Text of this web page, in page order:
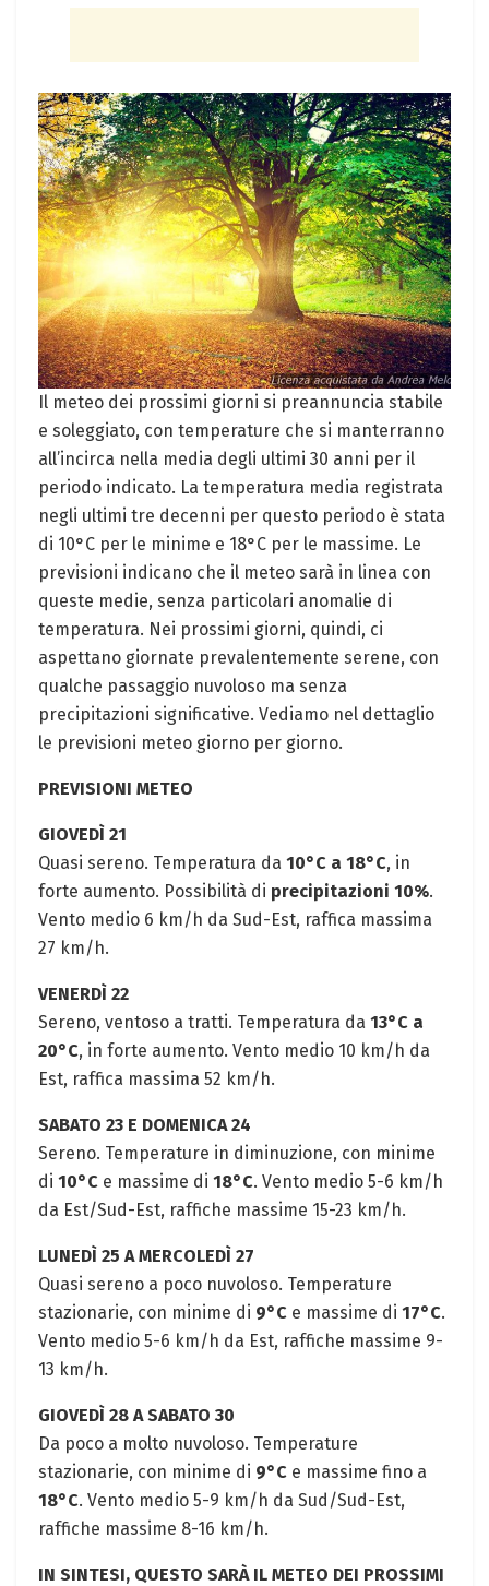
Il meteo dei prossimi giorni si preannuncia stabile
e soleggiato, con temperature che si manterranno
all’incirca nella media degli ultimi 30 anni per il
periodo indicato. La temperatura media registrata
negli ultimi tre decenni per questo periodo è stata
di 10°C per le minime e 18°C per le massime. Le
previsioni indicano che il meteo sarà in linea con
queste medie, senza particolari anomalie di
temperatura. Nei prossimi giorni, quindi, ci
aspettano giornate prevalentemente serene, con
qualche passaggio nuvoloso ma senza
precipitazioni significative. Vediamo nel dettaglio
le previsioni meteo giorno per giorno.
PREVISIONI METEO
GIOVEDÌ 21
Quasi sereno. Temperatura da 10°C a 18°C, in
forte aumento. Possibilità di precipitazioni 10%.
Vento medio 6 km/h da Sud-Est, raffica massima
27 km/h.
VENERDÌ 22
Sereno, ventoso a tratti. Temperatura da 13°C a
20°C, in forte aumento. Vento medio 10 km/h da
Est, raffica massima 52 km/h.
SABATO 23 E DOMENICA 24
Sereno. Temperature in diminuzione, con minime
di 10°C e massime di 18°C. Vento medio 5-6 km/h
da Est/Sud-Est, raffiche massime 15-23 km/h.
LUNEDÌ 25 A MERCOLEDÌ 27
Quasi sereno a poco nuvoloso. Temperature
stazionarie, con minime di 9°C e massime di 17°C.
Vento medio 5-6 km/h da Est, raffiche massime 9-
13 km/h.
GIOVEDÌ 28 A SABATO 30
Da poco a molto nuvoloso. Temperature
stazionarie, con minime di 9°C e massime fino a
18°C. Vento medio 5-9 km/h da Sud/Sud-Est,
raffiche massime 8-16 km/h.
IN SINTESI, QUESTO SARÀ IL METEO DEI PROSSIMI